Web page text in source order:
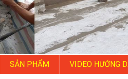
SẢN PHẨM VIDEO HƯỚNG